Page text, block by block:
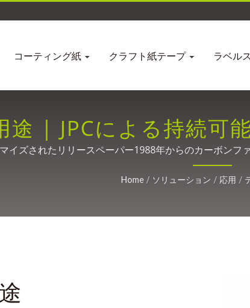
コーティング紙 クラフト紙テープ ラベル
途 | JPCによる持続可
ングソリュ
イズされたリリースペーパー1988年からのカーボン
ィング技術。
Home / ソリューション / 応用 /